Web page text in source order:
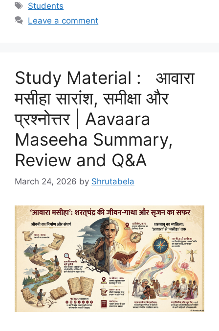
Students
Leave a comment
Study Material : आवारा
मसीहा सारांश, समीक्षा और
प्रश्नोत्तर | Aavaara
Maseeha Summary,
Review and Q&A
March 24, 2026 by Shrutabela